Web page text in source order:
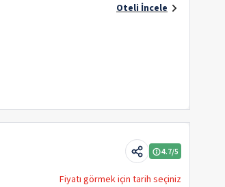
Oteli İncele
4.7/5
Fiyatı görmek için tarih seçiniz